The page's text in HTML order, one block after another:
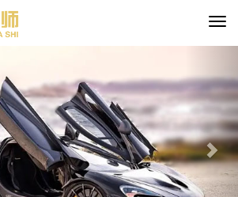
切
换
航